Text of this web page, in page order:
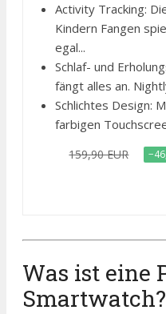
Activity Tracking:
Kindern Fangen
egal...
Schlaf- und
fängt alles an.
Schlichtes Design:
farbigen
159,90 EUR
Was ist eine
Smartwatch?